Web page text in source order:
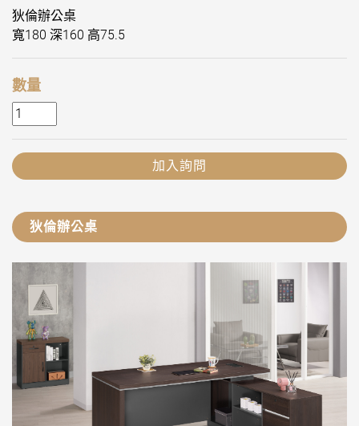
狄倫辦公桌
寬180 深160 高75.5
數量
加入詢問
狄倫辦公桌